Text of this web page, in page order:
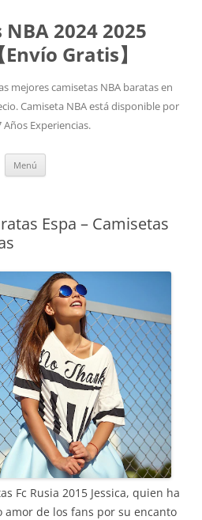
2024 2025
Gratis】
mejores camisetas NBA baratas en
Camiseta NBA está disponible por
Años Experiencias.
Menú
Espa – Camisetas
Fc Rusia 2015 Jessica, quien ha
de los fans por su encanto